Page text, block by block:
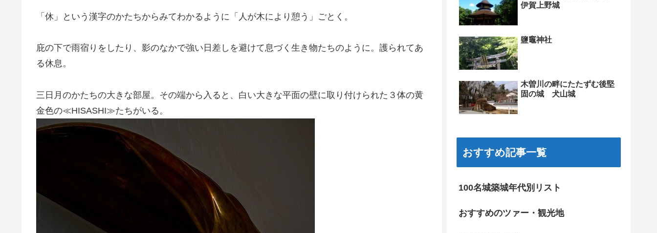
「休」という漢字のかたちからみてわかるように「人が木により憩う」ごとく。
庇の下で雨宿りをしたり、影のなかで強い日差しを避けて息づく生き物たちのように。護られてあ
る休息。
三日月のかたちの大きな部屋。その端から入ると、白い大きな平面の壁に取り付けられた３体の黄
金色の≪HISASHI≫たちがいる。
伊賀上野城
鹽竈神社
木曽川の畔にたたずむ後堅
固の城 犬山城
おすすめ記事一覧
100名城築城年代別リスト
おすすめのツァー・観光地